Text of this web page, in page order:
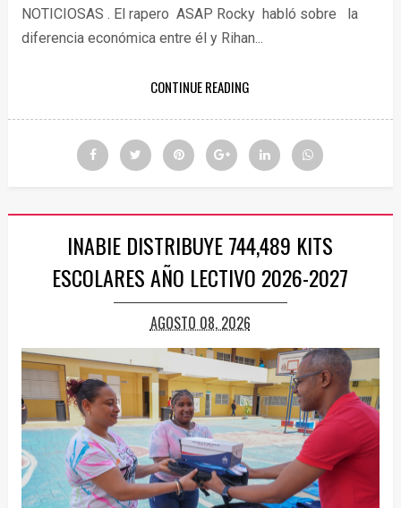
NOTICIOSAS . El rapero ASAP Rocky habló sobre la
diferencia económica entre él y Rihan...
CONTINUE READING
INABIE DISTRIBUYE 744,489 KITS
ESCOLARES AÑO LECTIVO 2026-2027
AGOSTO 08, 2026